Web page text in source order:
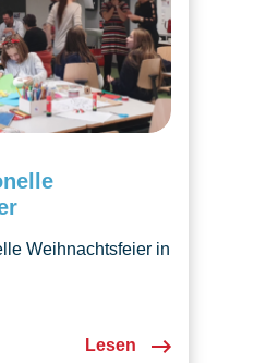
Weihnachtsfeier in
Weihnachten! ✨
Lesen